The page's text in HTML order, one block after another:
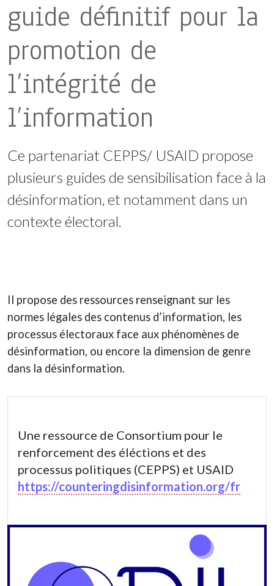
guide définitif pour la
promotion de
l’intégrité de
l’information
Ce partenariat CEPPS/ USAID propose
plusieurs guides de sensibilisation face à la
désinformation, et notamment dans un
contexte électoral.
Il propose des ressources renseignant sur les
normes légales des contenus d’information, les
processus électoraux face aux phénomènes de
désinformation, ou encore la dimension de genre
dans la désinformation.
Une ressource de Consortium pour le
renforcement des éléctions et des
processus politiques (CEPPS) et USAID
https://counteringdisinformation.org/fr